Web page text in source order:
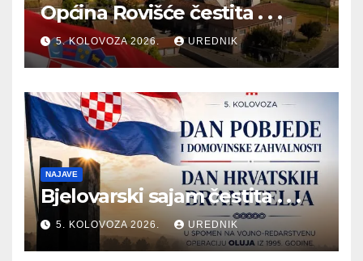
Općina Rovišće čestita . . .
5. KOLOVOZA 2026. UREDNIK
NAJAVE
Bjelovarski sajam čestita . . .
5. KOLOVOZA 2026. UREDNIK